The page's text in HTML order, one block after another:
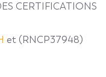
CERTIFICATIONS
et (RNCP37948)